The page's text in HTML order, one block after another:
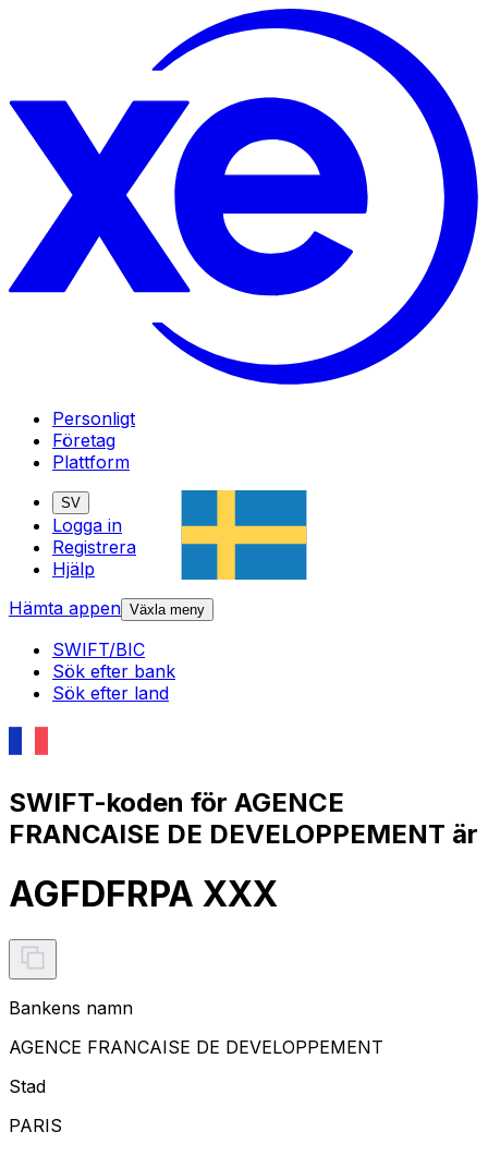
Personligt
Företag
Plattform
SV
Logga in
Registrera
Hjälp
Hämta appen Växla meny
SWIFT/BIC
Sök efter bank
Sök efter land
SWIFT-koden för AGENCE
FRANCAISE DE DEVELOPPEMENT är
AGFDFRPA XXX
Bankens namn
AGENCE FRANCAISE DE DEVELOPPEMENT
Stad
PARIS